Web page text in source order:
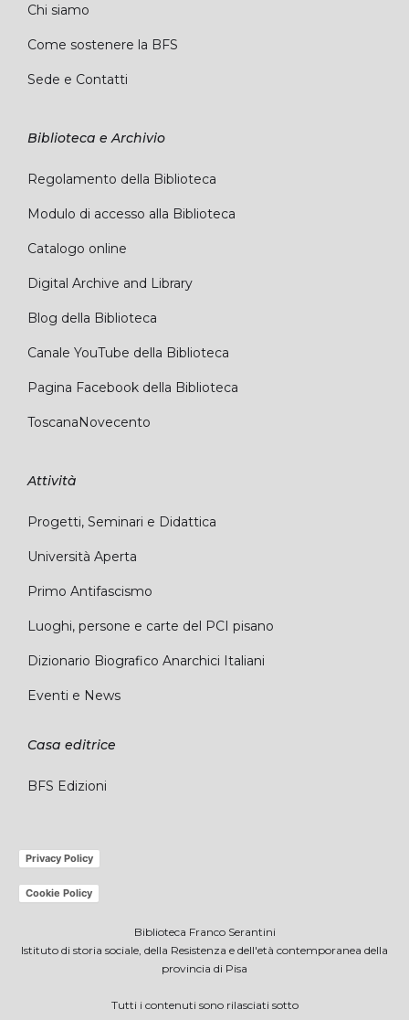
Chi siamo
Come sostenere la BFS
Sede e Contatti
Biblioteca e Archivio
Regolamento della Biblioteca
Modulo di accesso alla Biblioteca
Catalogo online
Digital Archive and Library
Blog della Biblioteca
Canale YouTube della Biblioteca
Pagina Facebook della Biblioteca
ToscanaNovecento
Attività
Progetti, Seminari e Didattica
Università Aperta
Primo Antifascismo
Luoghi, persone e carte del PCI pisano
Dizionario Biografico Anarchici Italiani
Eventi e News
Casa editrice
BFS Edizioni
Privacy Policy
Cookie Policy
Biblioteca Franco Serantini
Istituto di storia sociale, della Resistenza e dell'età contemporanea della
provincia di Pisa
Tutti i contenuti sono rilasciati sotto